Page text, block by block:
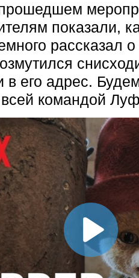
показали,
рассказал
в его адрес.
командой